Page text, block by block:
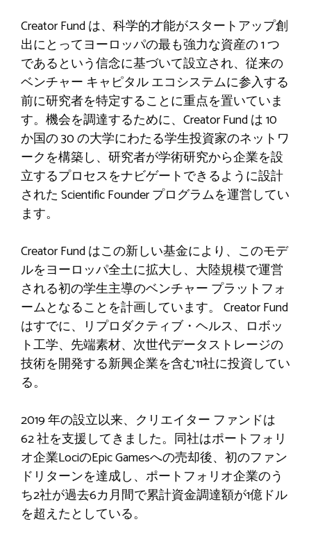
Creator Fund は、科学的才能がスタートアップ創
出にとってヨーロッパの最も強力な資産の 1 つ
であるという信念に基づいて設立され、従来の
ベンチャー キャピタル エコシステムに参入する
前に研究者を特定することに重点を置いていま
す。機会を調達するために、Creator Fund は 10
か国の 30 の大学にわたる学生投資家のネットワ
ークを構築し、研究者が学術研究から企業を設
立するプロセスをナビゲートできるように設計
された Scientific Founder プログラムを運営してい
ます。
Creator Fund はこの新しい基金により、このモデ
ルをヨーロッパ全土に拡大し、大陸規模で運営
される初の学生主導のベンチャー プラットフォ
ームとなることを計画しています。 Creator Fund
はすでに、リプロダクティブ・ヘルス、ロボッ
ト工学、先端素材、次世代データストレージの
技術を開発する新興企業を含む11社に投資してい
る。
2019 年の設立以来、クリエイター ファンドは
62 社を支援してきました。同社はポートフォリ
オ企業LociのEpic Gamesへの売却後、初のファン
ドリターンを達成し、ポートフォリオ企業のう
ち2社が過去6カ月間で累計資金調達額が1億ドル
を超えたとしている。